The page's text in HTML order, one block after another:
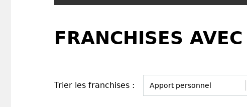
FRANCHISES
Trier les franchises :